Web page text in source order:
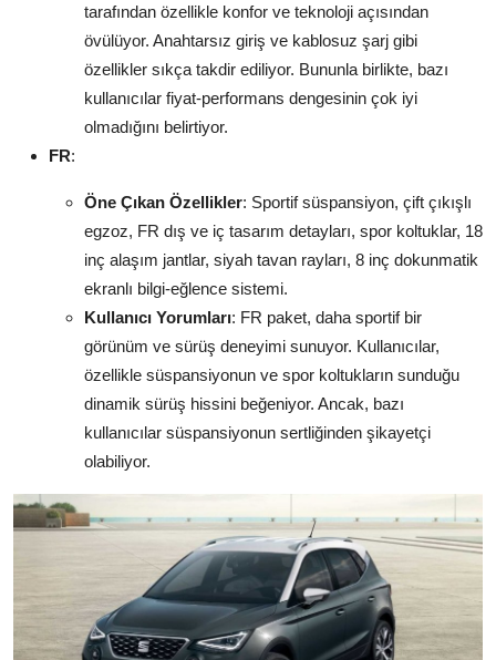
tarafından özellikle konfor ve teknoloji açısından
övülüyor. Anahtarsız giriş ve kablosuz şarj gibi
özellikler sıkça takdir ediliyor. Bununla birlikte, bazı
kullanıcılar fiyat-performans dengesinin çok iyi
olmadığını belirtiyor.
FR:
Öne Çıkan Özellikler: Sportif süspansiyon, çift çıkışlı
egzoz, FR dış ve iç tasarım detayları, spor koltuklar, 18
inç alaşım jantlar, siyah tavan rayları, 8 inç dokunmatik
ekranlı bilgi-eğlence sistemi.
Kullanıcı Yorumları: FR paket, daha sportif bir
görünüm ve sürüş deneyimi sunuyor. Kullanıcılar,
özellikle süspansiyonun ve spor koltukların sunduğu
dinamik sürüş hissini beğeniyor. Ancak, bazı
kullanıcılar süspansiyonun sertliğinden şikayetçi
olabiliyor.